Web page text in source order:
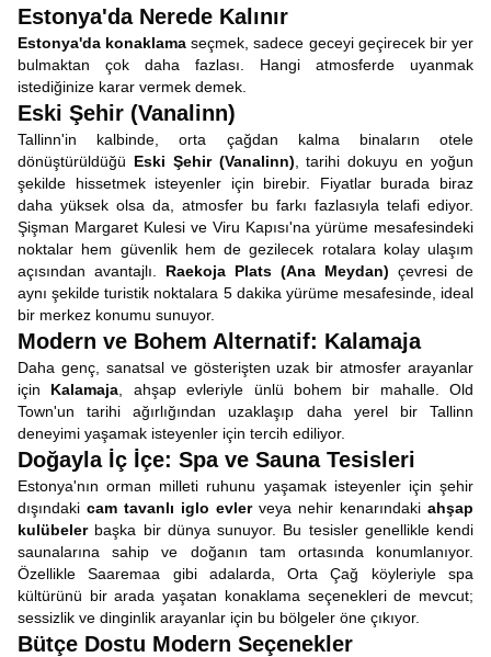
Estonya'da Nerede Kalınır
Estonya'da konaklama seçmek, sadece geceyi geçirecek bir yer
bulmaktan çok daha fazlası.
Hangi atmosferde uyanmak
istediğinize karar vermek demek.
Eski Şehir (Vanalinn)
Tallinn'in kalbinde, orta çağdan kalma binaların otele
dönüştürüldüğü Eski Şehir (Vanalinn) , tarihi dokuyu en yoğun
şekilde hissetmek isteyenler için birebir. Fiyatlar burada biraz
daha yüksek olsa da, atmosfer bu farkı fazlasıyla telafi ediyor.
Şişman Margaret Kulesi ve Viru Kapısı'na yürüme mesafesindeki
noktalar hem güvenlik hem de gezilecek rotalara kolay ulaşım
açısından avantajlı. Raekoja Plats (Ana Meydan) çevresi de
aynı şekilde turistik noktalara 5 dakika yürüme mesafesinde, ideal
bir merkez konumu sunuyor.
Modern ve Bohem Alternatif: Kalamaja
Daha genç, sanatsal ve gösterişten uzak bir atmosfer arayanlar
için Kalamaja , ahşap evleriyle ünlü bohem bir mahalle. Old
Town'un tarihi ağırlığından uzaklaşıp daha yerel bir Tallinn
deneyimi yaşamak isteyenler için tercih ediliyor.
Doğayla İç İçe: Spa ve Sauna Tesisleri
Estonya'nın orman milleti ruhunu yaşamak isteyenler için şehir
dışındaki cam tavanlı iglo evlerveya nehir kenarındaki ahşap
kulübelerbaşka bir dünya sunuyor. Bu tesisler genellikle kendi
saunalarına sahip ve doğanın tam ortasında konumlanıyor.
Özellikle Saaremaa gibi adalarda, Orta Çağ köyleriyle spa
kültürünü bir arada yaşatan konaklama seçenekleri de mevcut;
sessizlik ve dinginlik arayanlar için bu bölgeler öne çıkıyor.
Bütçe Dostu Modern Seçenekler